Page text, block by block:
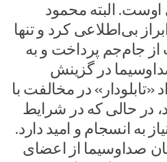
البته محمود
بی‌اطلاعی کرد و تنها
از جام‌جم پرداخت و به
در گزینش
«تابلودار» در مخالفت با
در حالی که در شرایط
به انسجام و امید دارد.
صداوسیما از اعضای